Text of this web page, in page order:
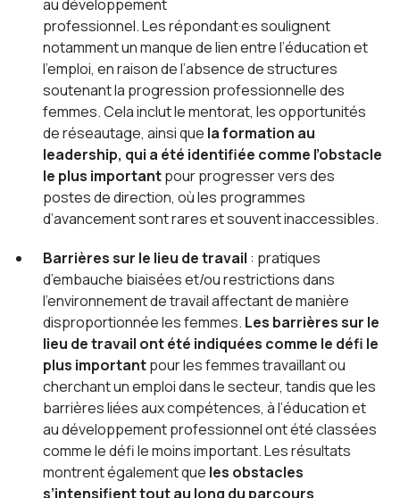
au développement
professionnel. Les répondant·es soulignent
notamment un manque de lien entre l’éducation et
l’emploi, en raison de l’absence de structures
soutenant la progression professionnelle des
femmes. Cela inclut le mentorat, les opportunités
de réseautage, ainsi que la formation au
leadership, qui a été identifiée comme l’obstacle
le plus importantpour progresser vers des
postes de direction, où les programmes
d’avancement sont rares et souvent inaccessibles.
Barrières sur le lieu de travail : pratiques
d’embauche biaisées et/ou restrictions dans
l’environnement de travail affectant de manière
disproportionnée les femmes. Les barrières sur le
lieu de travail ont été indiquées comme le défi le
plus importantpour les femmes travaillant ou
cherchant un emploi dans le secteur, tandis que les
barrières liées aux compétences, à l’éducation et
au développement professionnel ont été classées
comme le défi le moins important. Les résultats
montrent également que les obstacles
s’intensifient tout au long du parcours